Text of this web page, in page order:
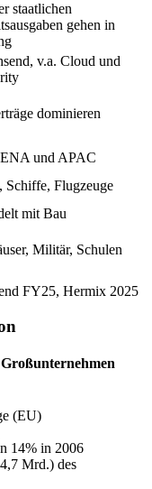
staatlichen
gehen in
v.a. Cloud und
dominieren
und APAC
Schiffe, Flugzeuge
mit Bau
Militär, Schulen
FY25, Hermix 2025
(EU)
14% in 2006
Mrd.) des